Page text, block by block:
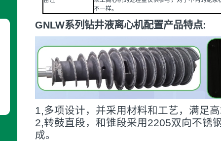
不一样。
GNLW系列钻井液离心机配置产品特点:
1,多项设计，并采用材料和工艺，满足
2,转鼓直段，和锥段采用2205双向不锈
成。